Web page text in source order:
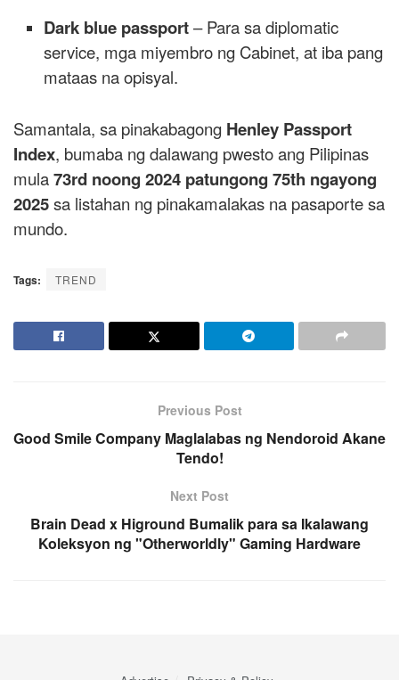
Dark blue passport– Para sa diplomatic
service, mga miyembro ng Cabinet, at iba pang
mataas na opisyal.
Samantala, sa pinakabagong Henley Passport
Index, bumaba ng dalawang pwesto ang Pilipinas
mula73rd noong 2024 patungong 75th ngayong
2025sa listahan ng pinakamalakas na pasaporte sa
mundo.
Tags: TREND
Previous Post
Good Smile Company Maglalabas ng Nendoroid Akane
Tendo!
Next Post
Brain Dead x Higround Bumalik para sa Ikalawang
Koleksyon ng "Otherworldly" Gaming Hardware